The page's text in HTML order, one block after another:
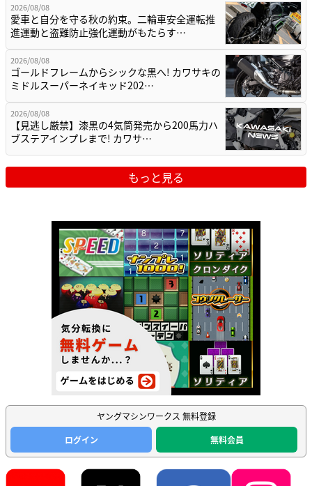
2026/08/08
愛車と自分を守る秋の約束。二輪車安全運転推
進運動と盗難防止強化運動がもたらす…
2026/08/08
ゴールドフレームからシックな黒へ! カワサキの
ミドルスーパーネイキッド202…
2026/08/08
【見逃し厳禁】漆黒の4気筒発売から200馬力ハ
ブステアインプレまで! カワサ…
もっと見る
ヤングマシンワークス 無料登録
ログイン
無料会員